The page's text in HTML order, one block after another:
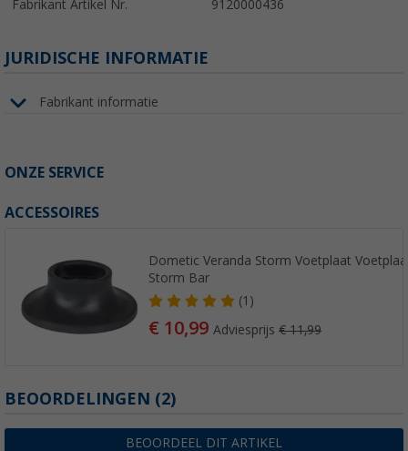
Fabrikant Artikel Nr. 9120000436
JURIDISCHE INFORMATIE
Fabrikant informatie
ONZE SERVICE
ACCESSOIRES
Dometic Veranda Storm Voetplaat
Storm Bar
(1)
€ 10,99Adviesprijs€ 11,99
BEOORDELINGEN (2)
BEOORDEEL DIT ARTIKEL